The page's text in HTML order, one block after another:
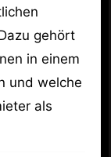
gehört
in einem
und welche
als